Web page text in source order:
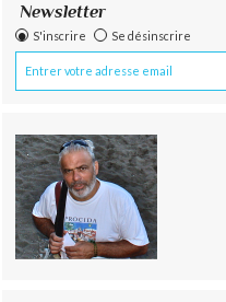
Newsletter
S'inscrire Se désinscrire